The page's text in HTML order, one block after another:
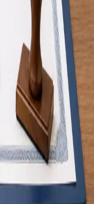
Marcar consulta
Condução
de aptidão para
registado na Ordem dos
Marque já.